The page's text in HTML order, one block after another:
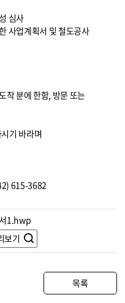
심사
사업계획서 및 철도공사
착 분에 한함, 방문 또는
기 바라며
615-3682
1.hwp
보기
목록